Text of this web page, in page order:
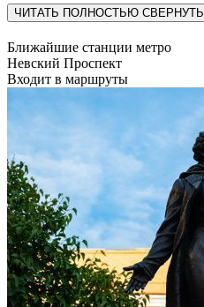
ЧИТАТЬ ПОЛНОСТЬЮ СВЕРНУТЬ
Ближайшие станции метро
Невский Проспект
Входит в маршруты